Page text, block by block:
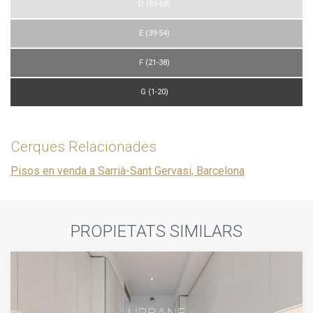
D (55-68)
E (39-54)
F (21-38)
G (1-20)
Cerques Relacionades
Pisos en venda a Sarrià-Sant Gervasi, Barcelona
PROPIETATS SIMILARS